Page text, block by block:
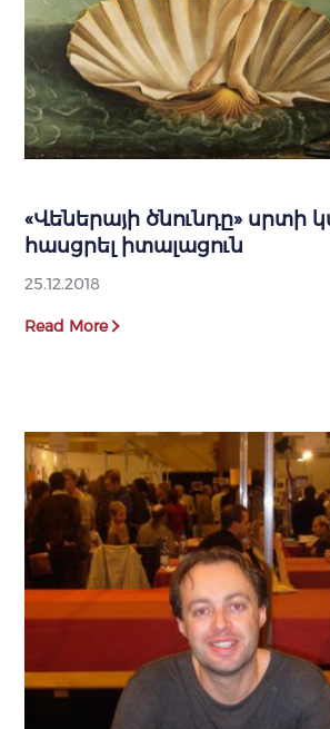
«Վեներայի ծնունդը» սրտի
հասցրել իտալացուն
25.12.2018
Read More